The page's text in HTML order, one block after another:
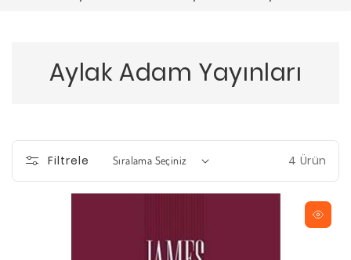
Aylak Adam Yayınları
Filtrele 4 Ürün